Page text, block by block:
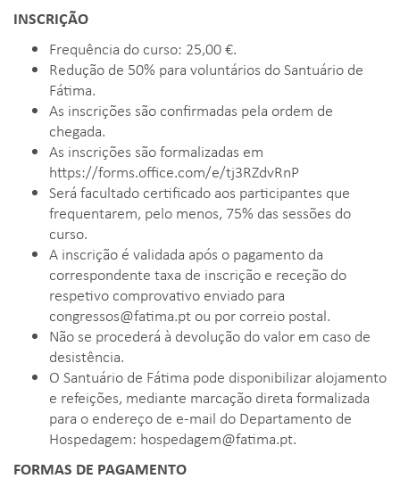
INSCRIÇÃO
Frequência do curso: 25,00 €.
Redução de 50% para voluntários do Santuário de
Fátima.
As inscrições são confirmadas pela ordem de
chegada.
As inscrições são formalizadas em
https://forms.office.com/e/tj3RZdvRnP
Será facultado certificado aos participantes que
frequentarem, pelo menos, 75% das sessões do
curso.
A inscrição é validada após o pagamento da
correspondente taxa de inscrição e receção do
respetivo comprovativo enviado para
congressos@fatima.pt ou por correio postal.
Não se procederá à devolução do valor em caso de
desistência.
O Santuário de Fátima pode disponibilizar alojamento
e refeições, mediante marcação direta formalizada
para o endereço de e-mail do Departamento de
Hospedagem: hospedagem@fatima.pt.
FORMAS DE PAGAMENTO